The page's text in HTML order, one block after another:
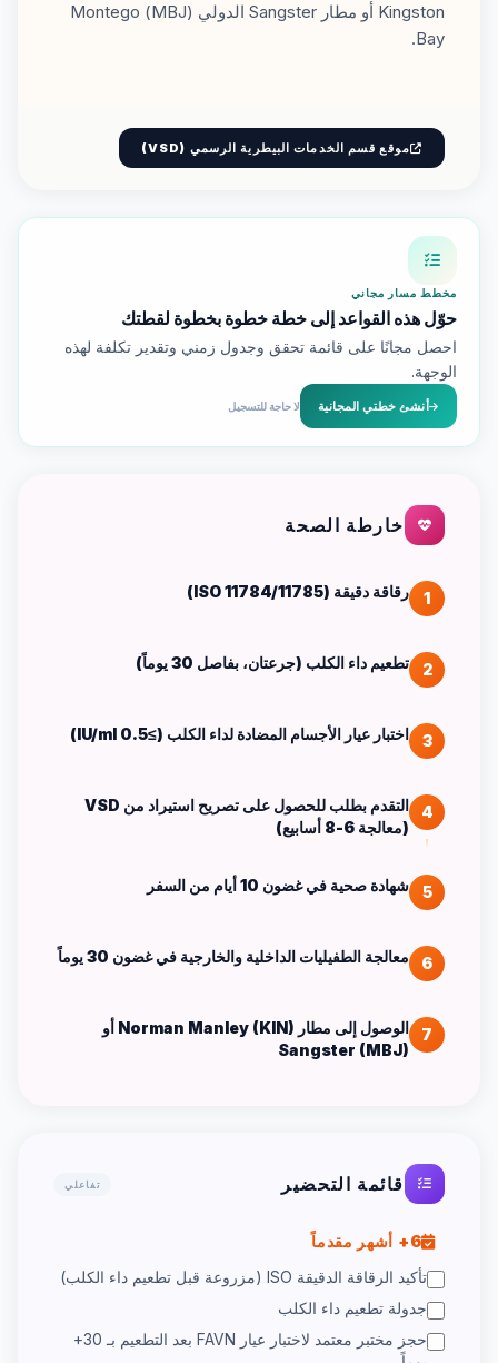
Kingston أو مطار Sangster الدولي (MBJ) Montego
Bay.
موقع قسم الخدمات البيطرية الرسمي (VSD)
مخطط مسار مجاني
حوّل هذه القواعد إلى خطة خطوة بخطوة لقطتك
احصل مجانًا على قائمة تحقق وجدول زمني وتقدير تكلفة لهذه
الوجهة.
أنشئ خطتي المجانية لا حاجة للتسجيل
خارطة الصحة
1 رقاقة دقيقة (ISO 11784/11785)
2 تطعيم داء الكلب (جرعتان، بفاصل 30 يوماً)
3 اختبار عيار الأجسام المضادة لداء الكلب (≥0.5 IU/ml)
4
التقدم بطلب للحصول على تصريح استيراد من VSD
(معالجة 6-8 أسابيع)
5 شهادة صحية في غضون 10 أيام من السفر
6 معالجة الطفيليات الداخلية والخارجية في غضون 30 يوماً
7
الوصول إلى مطار Norman Manley (KIN) أو
Sangster (MBJ)
قائمة التحضير تفاعلي
6+ أشهر مقدماً
تأكيد الرقاقة الدقيقة ISO (مزروعة قبل تطعيم داء الكلب)
جدولة تطعيم داء الكلب
حجز مختبر معتمد لاختبار عيار FAVN بعد التطعيم بـ 30+